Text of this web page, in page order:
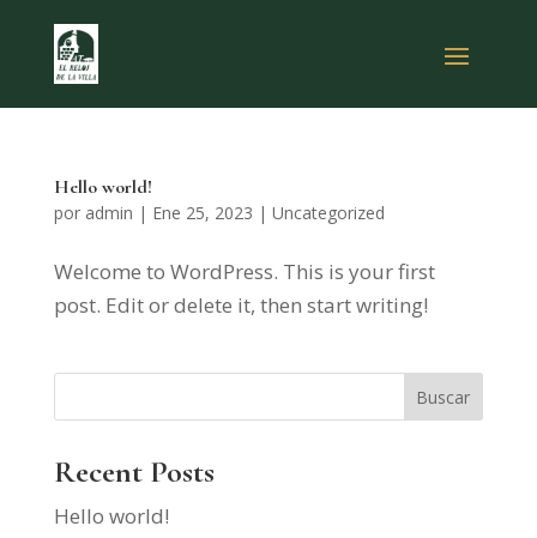
Hello world!
por admin | Ene 25, 2023 | Uncategorized
Welcome to WordPress. This is your first
post. Edit or delete it, then start writing!
Buscar
Recent Posts
Hello world!